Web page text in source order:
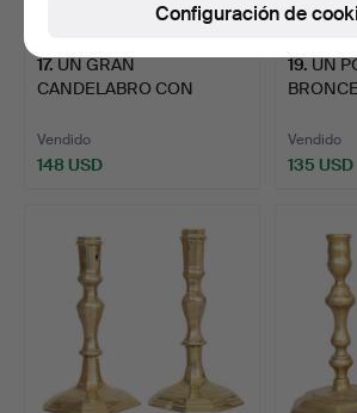
17.UN GRAN
CANDELABRO CON
Vendido
148 USD
19.UN
Vendido
135 USD
Configuración de